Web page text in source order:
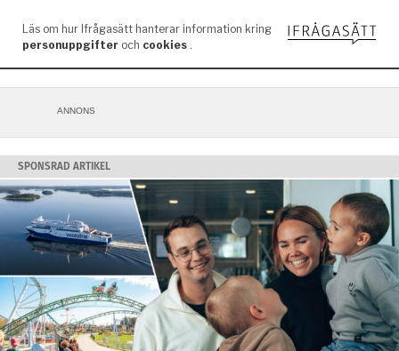
ANNONS
SPONSRAD ARTIKEL